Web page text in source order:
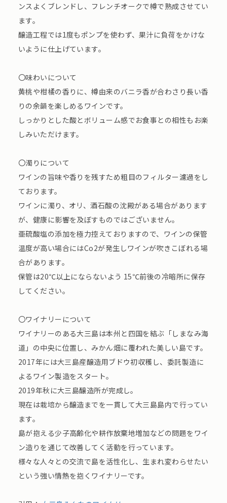
ンスよくブレンドし、フレンチオークで樽で熟成させてい
ます。
醸造工程では1度もポンプを使わず、果汁に負荷をかけな
いように仕上げています。
〇味わいについて
黄桃や柑橘の香りに、樽由来のバニラ香が合わさり長い香
りの余韻を楽しめるワインです。
しっかりとした酸とボリューム感でお食事との相性もお楽
しみいただけます。
〇濁りについて
ワインの旨味や香りを残すため粗目のフィルター濾過をし
ております。
ワインに濁り、オリ、酒石酸の沈殿がある場合があります
が、健康に影響を及ぼすものではございません。
亜硫酸塩の添加を極力控えておりますので、ワインの保管
温度が高い場合にはCo2が発生しワインが吹きこぼれる場
合があります。
保管は20℃以上にならないよう 15℃前後の冷暗所に保存
してください。
〇ワイナリーについて
ワイナリーのある大三島は本州と四国を結ぶ「しまなみ海
道」の中央に位置し、みかん畑に覆われた美しい島です。
2017年には大三島産醸造用ブドウ初収穫し、委託製造に
よるワイン製造をスタート。
2019年秋に大三島醸造所が完成し。
現在は栽培から醸造までを一貫して大三島島内で行ってい
ます。
島が抱える少子高齢化や耕作放棄地増加などの問題をワイ
ン造りを通じて改善してく活動を行っています。
様々な人々との交流で島を活性化し、生まれ変わらせたい
という強い情熱を抱くワイナリーです。